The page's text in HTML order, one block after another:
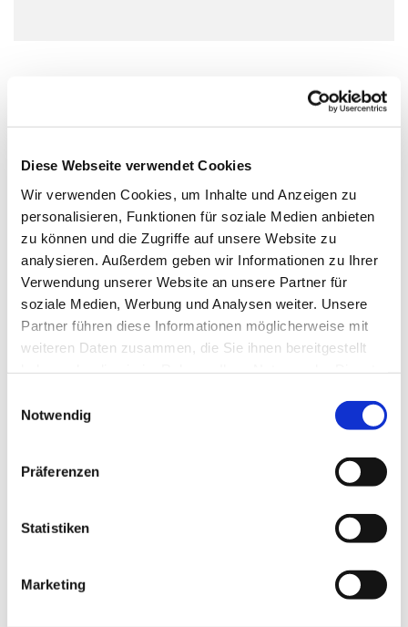
Diese Webseite verwendet Cookies
Wir verwenden Cookies, um Inhalte und Anzeigen zu
personalisieren, Funktionen für soziale Medien anbieten
zu können und die Zugriffe auf unsere Website zu
analysieren. Außerdem geben wir Informationen zu Ihrer
Verwendung unserer Website an unsere Partner für
soziale Medien, Werbung und Analysen weiter. Unsere
Partner führen diese Informationen möglicherweise mit
weiteren Daten zusammen, die Sie ihnen bereitgestellt
Notwendig
Präferenzen
Statistiken
Marketing
Dies könnte Sie auch interessieren